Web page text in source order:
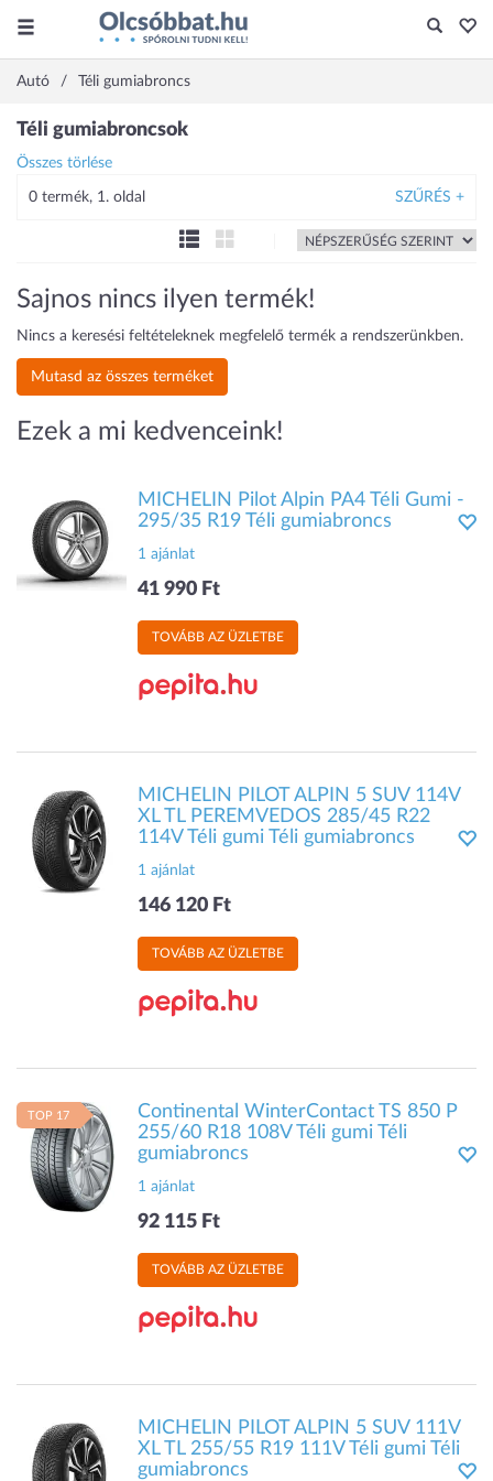
Autó Téli gumiabroncs
Téli gumiabroncsok
Összes törlése
0 termék, 1. oldal SZŰRÉS +
Sajnos nincs ilyen termék!
Nincs a keresési feltételeknek megfelelő termék a rendszerünkben.
Mutasd az összes terméket
Ezek a mi kedvenceink!
MICHELIN Pilot Alpin PA4 Téli Gumi -
295/35 R19 Téli gumiabroncs
1 ajánlat
41 990 Ft
TOVÁBB AZ ÜZLETBE
MICHELIN PILOT ALPIN 5 SUV 114V
XL TL PEREMVEDOS 285/45 R22
114V Téli gumi Téli gumiabroncs
1 ajánlat
146 120 Ft
TOVÁBB AZ ÜZLETBE
TOP 17
Continental WinterContact TS 850 P
255/60 R18 108V Téli gumi Téli
gumiabroncs
1 ajánlat
92 115 Ft
TOVÁBB AZ ÜZLETBE
MICHELIN PILOT ALPIN 5 SUV 111V
XL TL 255/55 R19 111V Téli gumi Téli
gumiabroncs